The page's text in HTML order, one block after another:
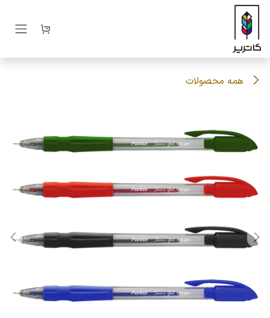
صرف نظر و مشاهده محتوا
همه محصولات